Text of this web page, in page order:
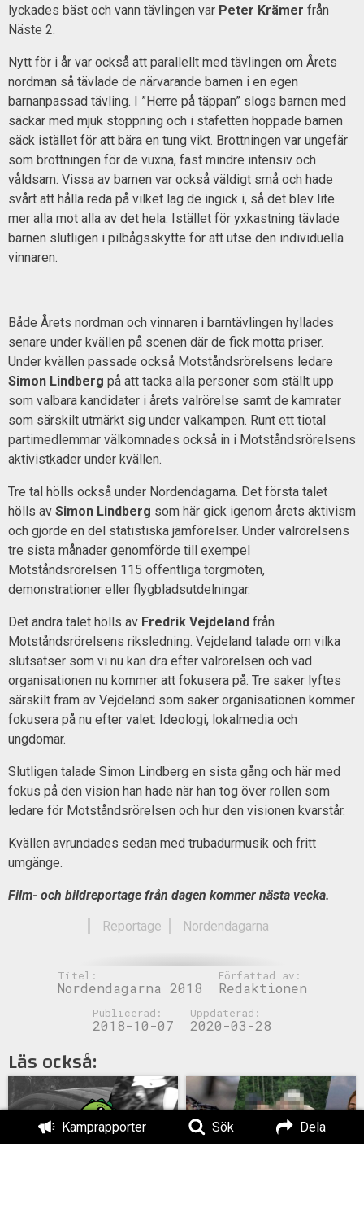
Kamprapporter Sök Dela
lyckades bäst och vann tävlingen var Peter Krämer från
Näste 2.
Nytt för i år var också att parallellt med tävlingen om Årets
nordman så tävlade de närvarande barnen i en egen
barnanpassad tävling. I ”Herre på täppan” slogs barnen med
säckar med mjuk stoppning och i stafetten hoppade barnen
säck istället för att bära en tung vikt. Brottningen var ungefär
som brottningen för de vuxna, fast mindre intensiv och
våldsam. Vissa av barnen var också väldigt små och hade
svårt att hålla reda på vilket lag de ingick i, så det blev lite
mer alla mot alla av det hela. Istället för yxkastning tävlade
barnen slutligen i pilbågsskytte för att utse den individuella
vinnaren.
Både Årets nordman och vinnaren i barntävlingen hyllades
senare under kvällen på scenen där de fick motta priser.
Under kvällen passade också Motståndsrörelsens ledare
Simon Lindberg på att tacka alla personer som ställt upp
som valbara kandidater i årets valrörelse samt de kamrater
som särskilt utmärkt sig under valkampen. Runt ett tiotal
partimedlemmar välkomnades också in i Motståndsrörelsens
aktivistkader under kvällen.
Tre tal hölls också under Nordendagarna. Det första talet
hölls av Simon Lindberg som här gick igenom årets aktivism
och gjorde en del statistiska jämförelser. Under valrörelsens
tre sista månader genomförde till exempel
Motståndsrörelsen 115 offentliga torgmöten,
demonstrationer eller flygbladsutdelningar.
Det andra talet hölls av Fredrik Vejdeland från
Motståndsrörelsens riksledning. Vejdeland talade om vilka
slutsatser som vi nu kan dra efter valrörelsen och vad
organisationen nu kommer att fokusera på. Tre saker lyftes
särskilt fram av Vejdeland som saker organisationen kommer
fokusera på nu efter valet: Ideologi, lokalmedia och
ungdomar.
Slutligen talade Simon Lindberg en sista gång och här med
fokus på den vision han hade när han tog över rollen som
ledare för Motståndsrörelsen och hur den visionen kvarstår.
Kvällen avrundades sedan med trubadurmusik och fritt
umgänge.
Film- och bildreportage från dagen kommer nästa vecka.
Reportage
Nordendagarna
Titel:
Nordendagarna 2018
Författad av:
Redaktionen
Publicerad:
2018-10-07
Uppdaterad:
2020-03-28
Läs också: